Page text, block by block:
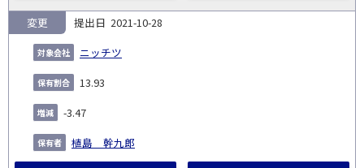
2021-10-28
ニッチツ
変更
13.93
-3.47
植島 幹九郎